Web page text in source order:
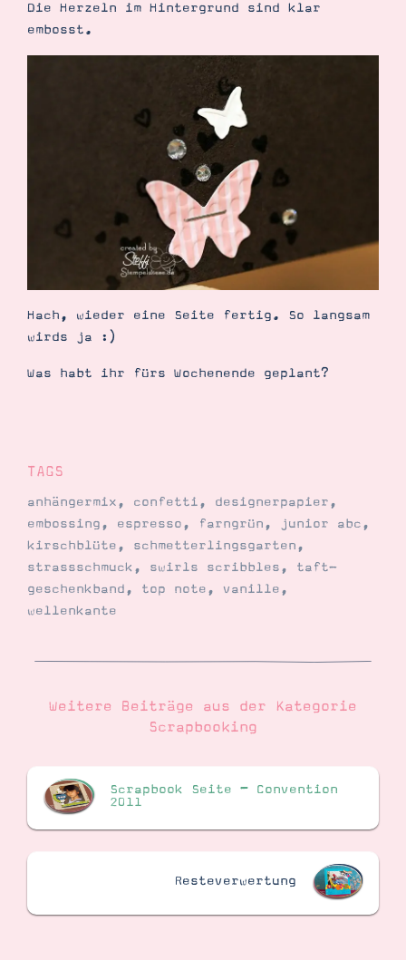
Die Herzeln im Hintergrund sind klar
embosst.
Hach, wieder eine Seite fertig. So langsam
wirds ja :)
Was habt ihr fürs Wochenende geplant?
TAGS
anhängermix, confetti, designerpapier,
embossing, espresso, farngrün, junior abc,
kirschblüte, schmetterlingsgarten,
strassschmuck, swirls scribbles, taft-
geschenkband, top note, vanille,
wellenkante
Weitere Beiträge aus der Kategorie
Scrapbooking
Scrapbook Seite – Convention
2011
Resteverwertung